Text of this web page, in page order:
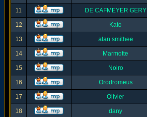
11 DE CAFMEYER GERY
12 Kato
13 alan smithee
14 Marmotte
15 Noiro
16 Orodromeus
17 Olivier
18 dany